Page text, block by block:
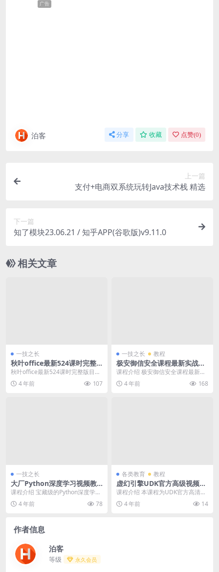
广告
泊客 分享 收藏 点赞(0)
上一篇
支付+电商双系统玩转Java技术栈 精选
下一篇
知了模块23.06.21 / 知乎APP(谷歌版)v9.11.0
相关文章
一技之长
秋叶office最新524课时完整
版
秋叶office最新524课时完整版目录
01 Word部分 (01-108课时...
4 年前 107
一技之长 教程
极安御信安全课程最新实战高
级视频教程
课程介绍 极安御信安全课程最新实
战高级视频教程 学习地址
4 年前 168
一技之长
大厂Python深度学习视频教
程
课程介绍 宝藏级的Python深度学习
到迁移学习课程实战，课程将以最
快的速度帮助...
4 年前 78
各类教育 教程
虚幻引擎UDK官方高级视频教
程
课程介绍 本课程为UDK官方高清视
频教程，由EPIC公司出品，带英佩
官方中文字幕...
4 年前 14
作者信息
泊客
等级 永久会员